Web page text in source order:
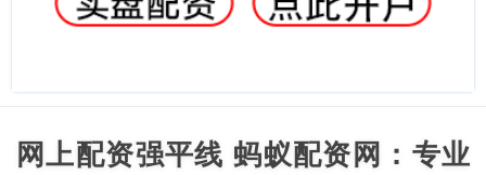
网上配资强平线 蚂蚁配资网：专业